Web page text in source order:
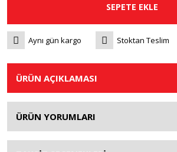
SEPETE EKLE
Aynı gün kargo Stoktan Teslim
ÜRÜN AÇIKLAMASI
ÜRÜN YORUMLARI